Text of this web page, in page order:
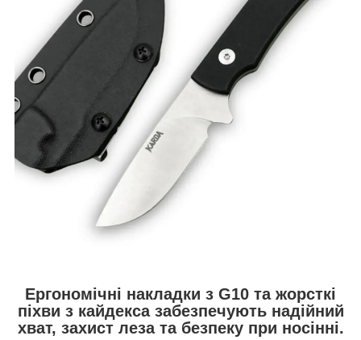
Ергономічні накладки з G10 та жорсткі
піхви з кайдекса забезпечують надійний
хват, захист леза та безпеку при носінні.